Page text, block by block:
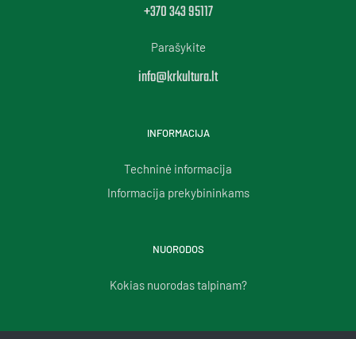
+370 343 95117
Parašykite
info@krkultura.lt
INFORMACIJA
Techninė informacija
Informacija prekybininkams
NUORODOS
Kokias nuorodas talpinam?